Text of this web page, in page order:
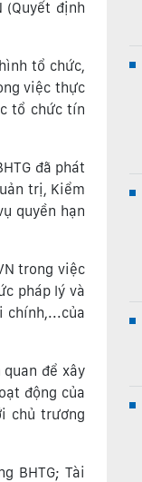
(Quyết định
tổ chức,
việc thực
tổ chức tín
đã phát
trị, Kiểm
quyền hạn
trong việc
pháp lý và
chính,...của
để xây
động của
chủ trương
BHTG; Tài